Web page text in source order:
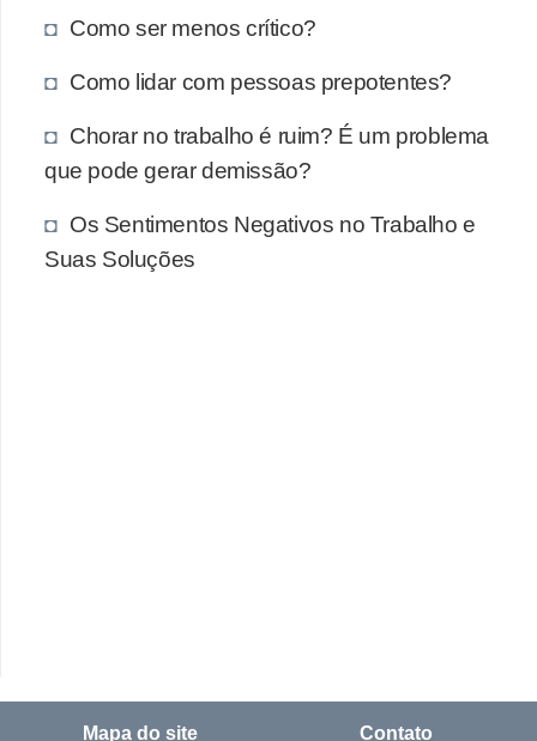
Como ser menos crítico?
Como lidar com pessoas prepotentes?
Chorar no trabalho é ruim? É um problema
que pode gerar demissão?
Os Sentimentos Negativos no Trabalho e
Suas Soluções
Mapa do site Contato